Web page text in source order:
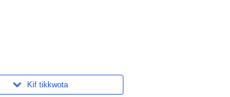
Kif tikkwota